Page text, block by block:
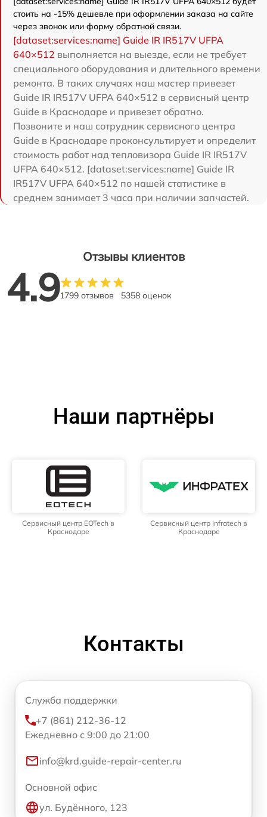
стоить на -15% дешевле при оформлении заказа на сайте
через звонок или форму обратной связи.
[dataset:services:name] Guide IR IR517V UFPA
640×512 выполняется на выезде, если не требует
специального оборудования и длительного времени
ремонта. В таких случаях наш мастер привезет
Guide IR IR517V UFPA 640×512 в сервисный центр
Guide в Краснодаре и привезет обратно.
Позвоните и наш сотрудник сервисного центра
Guide в Краснодаре проконсультирует и определит
стоимость работ над тепловизора Guide IR IR517V
UFPA 640×512. [dataset:services:name] Guide IR
IR517V UFPA 640×512 по нашей статистике в
среднем занимает 3 часа при наличии запчастей.
Отзывы клиентов
4.91799 отзывов 5358 оценок
Наши партнёры
Сервисный центр EOTech в
Краснодаре
Сервисный центр Infratech в
Краснодаре
Контакты
Служба поддержки
+7 (861) 212-36-12
Ежедневно с 9:00 до 21:00
info@krd.guide-repair-center.ru
Основной офис
ул. Будённого, 123